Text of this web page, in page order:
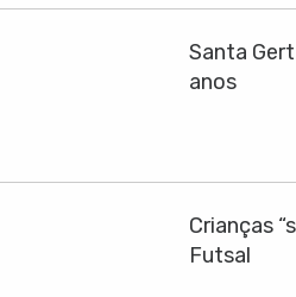
Santa
anos
Crianças
Futsal